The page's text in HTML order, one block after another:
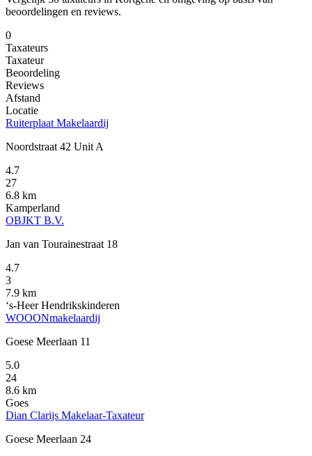
beoordelingen en reviews.
0
Taxateurs
Taxateur
Beoordeling
Reviews
Afstand
Locatie
Ruiterplaat Makelaardij
Noordstraat 42 Unit A
4.7
27
6.8 km
Kamperland
OBJKT B.V.
Jan van Tourainestraat 18
4.7
3
7.9 km
‘s-Heer Hendrikskinderen
WOOONmakelaardij
Goese Meerlaan 11
5.0
24
8.6 km
Goes
Dian Clarijs Makelaar-Taxateur
Goese Meerlaan 24